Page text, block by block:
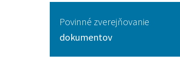
Povinné zverejňovanie
dokumentov